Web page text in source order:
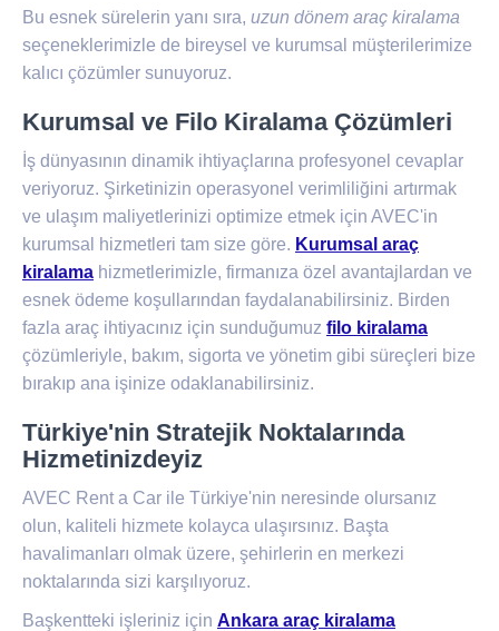
Bu esnek sürelerin yanı sıra, uzun dönem araç kiralama
seçeneklerimizle de bireysel ve kurumsal müşterilerimize
kalıcı çözümler sunuyoruz.
Kurumsal ve Filo Kiralama Çözümleri
İş dünyasının dinamik ihtiyaçlarına profesyonel cevaplar
veriyoruz. Şirketinizin operasyonel verimliliğini artırmak
ve ulaşım maliyetlerinizi optimize etmek için AVEC'in
kurumsal hizmetleri tam size göre. Kurumsal araç
kiralama hizmetlerimizle, firmanıza özel avantajlardan ve
esnek ödeme koşullarından faydalanabilirsiniz. Birden
fazla araç ihtiyacınız için sunduğumuz filo kiralama
çözümleriyle, bakım, sigorta ve yönetim gibi süreçleri bize
bırakıp ana işinize odaklanabilirsiniz.
Türkiye'nin Stratejik Noktalarında
Hizmetinizdeyiz
AVEC Rent a Car ile Türkiye'nin neresinde olursanız
olun, kaliteli hizmete kolayca ulaşırsınız. Başta
havalimanları olmak üzere, şehirlerin en merkezi
noktalarında sizi karşılıyoruz.
Başkentteki işleriniz için Ankara araç kiralama